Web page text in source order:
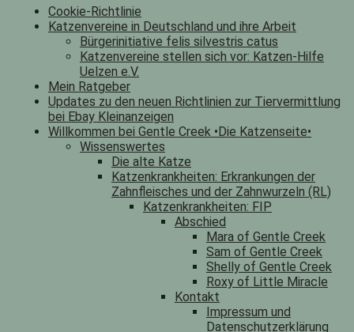
Cookie-Richtlinie
Katzenvereine in Deutschland und ihre Arbeit
Bürgerinitiative felis silvestris catus
Katzenvereine stellen sich vor: Katzen-Hilfe
Uelzen e.V.
Mein Ratgeber
Updates zu den neuen Richtlinien zur Tiervermittlung
bei Ebay Kleinanzeigen
Willkommen bei Gentle Creek •Die Katzenseite•
Wissenswertes
Die alte Katze
Katzenkrankheiten: Erkrankungen der
Zahnfleisches und der Zahnwurzeln (RL)
Katzenkrankheiten: FIP
Abschied
Mara of Gentle Creek
Sam of Gentle Creek
Shelly of Gentle Creek
Roxy of Little Miracle
Kontakt
Impressum und
Datenschutzerklärung